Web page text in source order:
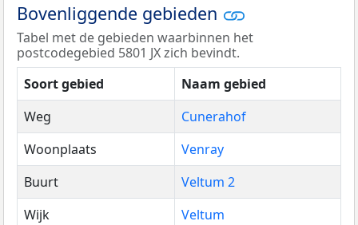
Bovenliggende gebieden
Tabel met de gebieden waarbinnen het
postcodegebied 5801 JX zich bevindt.
Soort gebied
Naam gebied
Weg
Cunerahof
Woonplaats
Venray
Buurt
Veltum 2
Wijk
Veltum